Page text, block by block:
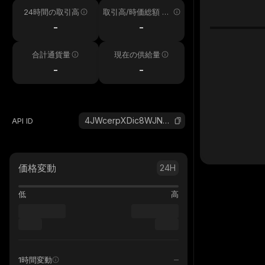
24時間の取引高
-
取引高/時価総額 24
-
合計通貨量
-
現在の供給量
-
API ID 4JWcerpXDic8WJNnFSgDaw2vSckj6HQHP4XLq4kqpump_solana
価格変動 24H
低 高
1時間変動